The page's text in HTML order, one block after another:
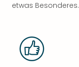
etwas Besonderes.